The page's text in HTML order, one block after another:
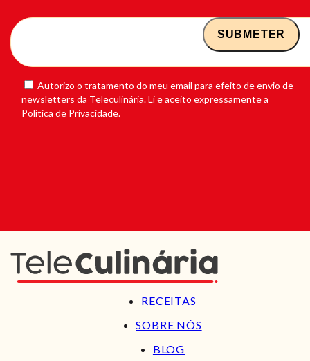
Autorizo o tratamento do meu email para efeito de envio de
newsletters da Teleculinária. Li e aceito expressamente a
Política de Privacidade.
RECEITAS
SOBRE NÓS
BLOG